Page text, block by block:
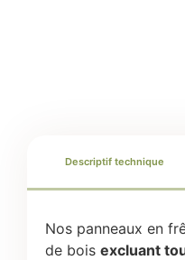
Descriptif technique
Nos panneaux en
de bois excluant